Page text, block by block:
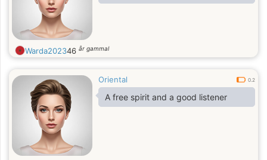
Warda202346 år gammal
Oriental 0.2
A free spirit and a good listener